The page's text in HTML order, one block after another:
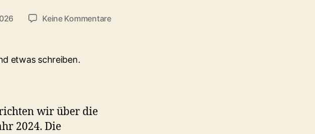
Keine Kommentarezu
wir über die
2024. Die